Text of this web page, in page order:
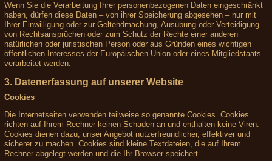
Wenn Sie die Verarbeitung Ihrer personenbezogenen Daten eingeschränkt
haben, dürfen diese Daten – von ihrer Speicherung abgesehen – nur mit
Ihrer Einwilligung oder zur Geltendmachung, Ausübung oder Verteidigung
von Rechtsansprüchen oder zum Schutz der Rechte einer anderen
natürlichen oder juristischen Person oder aus Gründen eines wichtigen
öffentlichen Interesses der Europäischen Union oder eines Mitgliedstaats
verarbeitet werden.
3. Datenerfassung auf unserer Website
Cookies
Die Internetseiten verwenden teilweise so genannte Cookies. Cookies
richten auf Ihrem Rechner keinen Schaden an und enthalten keine Viren.
Cookies dienen dazu, unser Angebot nutzerfreundlicher, effektiver und
sicherer zu machen. Cookies sind kleine Textdateien, die auf Ihrem
Rechner abgelegt werden und die Ihr Browser speichert.